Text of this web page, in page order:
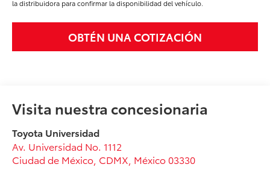
la distribuidora para confirmar la disponibilidad del vehículo.
OBTÉN UNA COTIZACIÓN
Visita nuestra concesionaria
Toyota Universidad
Av. Universidad No. 1112
Ciudad de México CDMX , México 03330